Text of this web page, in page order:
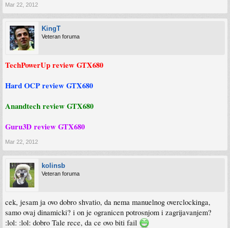
Mar 22, 2012
KingT
Veteran foruma
TechPowerUp review GTX680
Hard OCP review GTX680
Anandtech review GTX680
Guru3D review GTX680
Mar 22, 2012
kolinsb
Veteran foruma
cek, jesam ja ovo dobro shvatio, da nema manuelnog overclockinga,
samo ovaj dinamicki? i on je ogranicen potrosnjom i zagrijavanjem?
:lol: :lol: dobro Tale rece, da ce ovo biti fail